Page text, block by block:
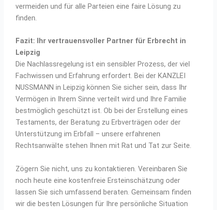
vermeiden und für alle Parteien eine faire Lösung zu
finden.
Fazit: Ihr vertrauensvoller Partner für Erbrecht in
Leipzig
Die Nachlassregelung ist ein sensibler Prozess, der viel
Fachwissen und Erfahrung erfordert. Bei der KANZLEI
NUSSMANN in Leipzig können Sie sicher sein, dass Ihr
Vermögen in Ihrem Sinne verteilt wird und Ihre Familie
bestmöglich geschützt ist. Ob bei der Erstellung eines
Testaments, der Beratung zu Erbverträgen oder der
Unterstützung im Erbfall – unsere erfahrenen
Rechtsanwälte stehen Ihnen mit Rat und Tat zur Seite.
Zögern Sie nicht, uns zu kontaktieren. Vereinbaren Sie
noch heute eine kostenfreie Ersteinschätzung oder
lassen Sie sich umfassend beraten. Gemeinsam finden
wir die besten Lösungen für Ihre persönliche Situation